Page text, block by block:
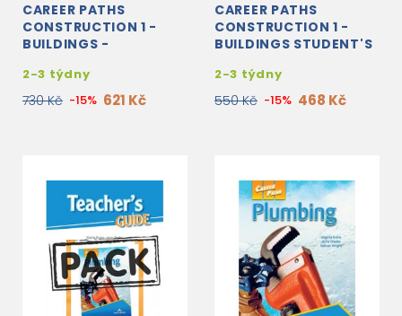
CAREER PATHS
CONSTRUCTION 1 -
BUILDINGS -
STUDENT'S BOOK +
CROSS-PLATFORM...
2-3 týdny
730 Kč -15% 621 Kč
CAREER PATHS
CONSTRUCTION 1 -
BUILDINGS STUDENT'S
APP.
2-3 týdny
550 Kč -15% 468 Kč